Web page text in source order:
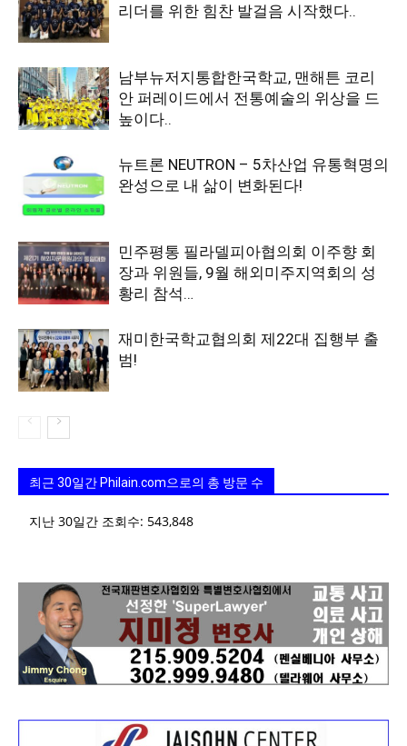
리더를 위한 힘찬 발걸음 시작했다..
남부뉴저지통합한국학교, 맨해튼 코리
안 퍼레이드에서 전통예술의 위상을 드
높이다..
뉴트론 NEUTRON – 5차산업 유통혁명의
완성으로 내 삶이 변화된다!
민주평통 필라델피아협의회 이주향 회
장과 위원들, 9월 해외미주지역회의 성
황리 참석…
재미한국학교협의회 제22대 집행부 출
범!
최근 30일간 Philain.com으로의 총 방문 수
지난 30일간 조회수: 543,848